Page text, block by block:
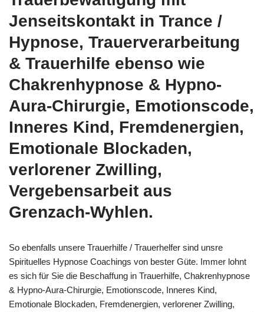
Jenseitskontakt in Trance /
Hypnose, Trauerverarbeitung
& Trauerhilfe ebenso wie
Chakrenhypnose & Hypno-
Aura-Chirurgie, Emotionscode,
Inneres Kind, Fremdenergien,
Emotionale Blockaden,
verlorener Zwilling,
Vergebensarbeit aus
Grenzach-Wyhlen.
So ebenfalls unsere Trauerhilfe / Trauerhelfer sind unsre
Spirituelles Hypnose Coachings von bester Güte. Immer lohnt
es sich für Sie die Beschaffung in Trauerhilfe, Chakrenhypnose
& Hypno-Aura-Chirurgie, Emotionscode, Inneres Kind,
Emotionale Blockaden, Fremdenergien, verlorener Zwilling,